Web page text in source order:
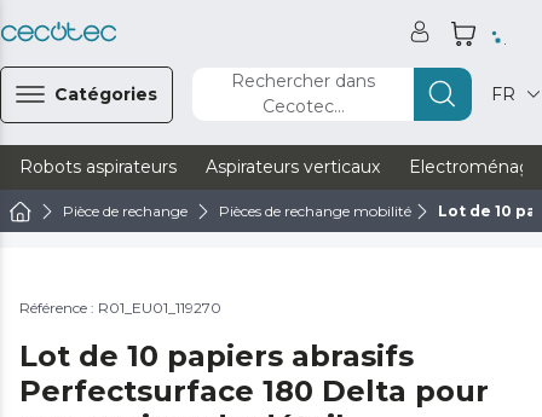
Catégories
Rechercher dans
Cecotec...
FR
Robots aspirateurs Aspirateurs verticaux
Pièce de rechange Pièces de rechange mobilité Lot de 10
Référence : R01_EU01_119270
Lot de 10 papiers abrasifs
Perfectsurface 180 Delta pour